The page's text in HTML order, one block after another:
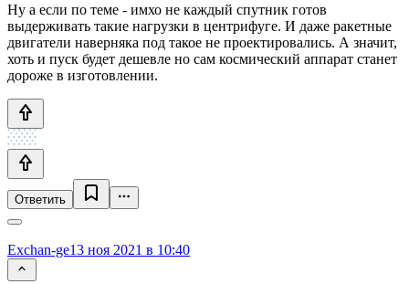
Ну а если по теме - имхо не каждый спутник готов
выдерживать такие нагрузки в центрифуге. И даже ракетные
двигатели наверняка под такое не проектировались. А значит,
хоть и пуск будет дешевле но сам космический аппарат станет
дороже в изготовлении.
Ответить
Exchan-ge13 ноя 2021 в 10:40